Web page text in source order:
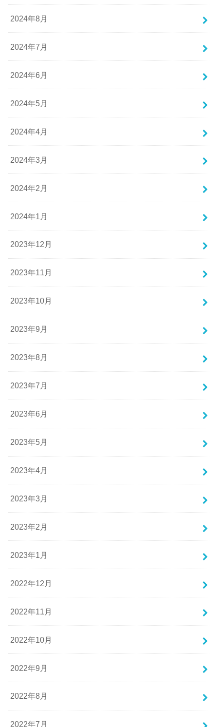
2024年8月
2024年7月
2024年6月
2024年5月
2024年4月
2024年3月
2024年2月
2024年1月
2023年12月
2023年11月
2023年10月
2023年9月
2023年8月
2023年7月
2023年6月
2023年5月
2023年4月
2023年3月
2023年2月
2023年1月
2022年12月
2022年11月
2022年10月
2022年9月
2022年8月
2022年7月